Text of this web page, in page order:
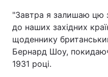
"Завтра я залишаю цю
до наших західних
щоденнику
Бернард Шоу,
1931 році.